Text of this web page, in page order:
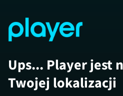
Ups... Player jest
Twojej lokalizacji